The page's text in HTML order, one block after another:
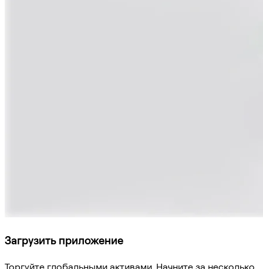
Загрузить приложение
Торгуйте глобальными активами. Начните за несколько